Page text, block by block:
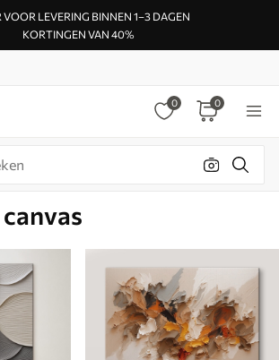
VOOR LEVERING BINNEN 1–3 DAGEN
KORTINGEN VAN 40%
0 0